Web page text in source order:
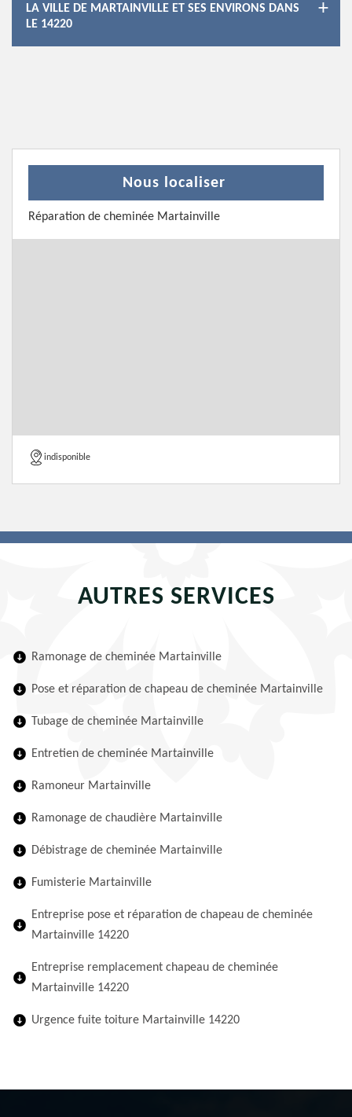
LA VILLE DE MARTAINVILLE ET SES ENVIRONS DANS
LE 14220
Nous localiser
Réparation de cheminée Martainville
indisponible
AUTRES SERVICES
Ramonage de cheminée Martainville
Pose et réparation de chapeau de cheminée Martainville
Tubage de cheminée Martainville
Entretien de cheminée Martainville
Ramoneur Martainville
Ramonage de chaudière Martainville
Débistrage de cheminée Martainville
Fumisterie Martainville
Entreprise pose et réparation de chapeau de cheminée
Martainville 14220
Entreprise remplacement chapeau de cheminée
Martainville 14220
Urgence fuite toiture Martainville 14220